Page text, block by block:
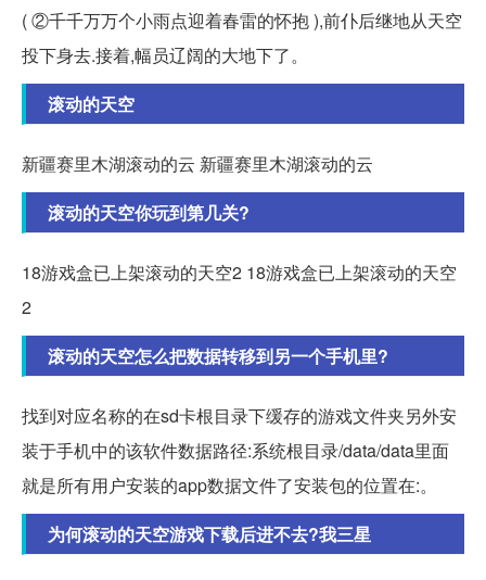
( ②千千万万个小雨点迎着春雷的怀抱 ),前仆后继地从天空
投下身去.接着,幅员辽阔的大地下了。
滚动的天空
新疆赛里木湖滚动的云 新疆赛里木湖滚动的云
滚动的天空你玩到第几关?
18游戏盒已上架滚动的天空2 18游戏盒已上架滚动的天空
2
滚动的天空怎么把数据转移到另一个手机里?
找到对应名称的在sd卡根目录下缓存的游戏文件夹另外安
装于手机中的该软件数据路径:系统根目录/data/data里面
就是所有用户安装的app数据文件了安装包的位置在:。
为何滚动的天空游戏下载后进不去?我三星